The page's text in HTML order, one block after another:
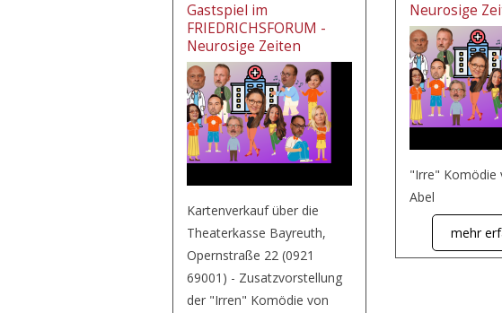
Gastspiel im
FRIEDRICHSFORUM -
Neurosige Zeiten
Kartenverkauf über die
Theaterkasse Bayreuth,
Opernstraße 22 (0921
69001) - Zusatzvorstellung
der "Irren" Komödie von
Neurosige
"Irre" Komödie
Abel
mehr